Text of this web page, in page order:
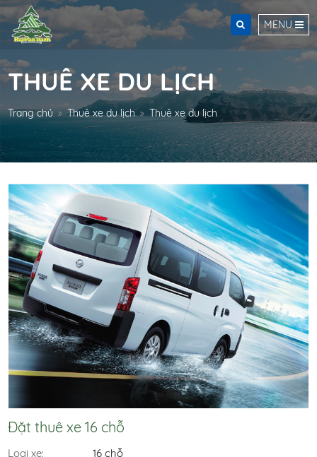
MENU
THUÊ XE DU LỊCH
Trang chủ Thuê xe du lịch Thuê xe du lịch
Đặt thuê xe 16 chỗ
Loại xe:
16 chỗ